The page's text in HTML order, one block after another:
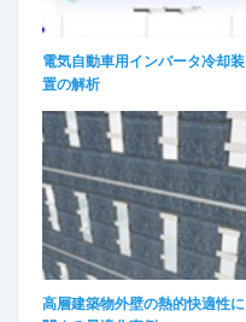
電気自動車用インバータ冷却装
置の解析
高層建築物外壁の熱的快適性に